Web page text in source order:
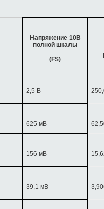
Напряжение 10В
полной шкалы
(FS)
2,5 В
625 мВ
156 мВ
39,1 мВ